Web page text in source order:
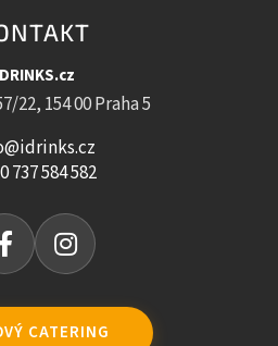
22, 154 00 Praha 5
737 584 582
CATERING